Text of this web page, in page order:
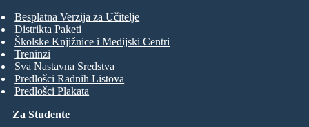
Za Studente
Besplatna Verzija za Učitelje
Distrikta Paketi
Školske Knjižnice i Medijski Centri
Treninzi
Sva Nastavna Sredstva
Predlošci Radnih Listova
Predlošci Plakata